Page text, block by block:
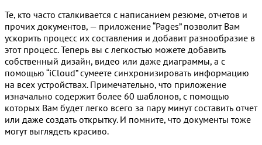
Те, кто часто сталкивается с написанием резюме, отчетов и
прочих документов, — приложение “Pages” позволит Вам
ускорить процесс их составления и добавит разнообразие в
этот процесс. Теперь вы с легкостью можете добавить
собственный дизайн, видео или даже диаграммы, а с
помощью “iCloud” сумеете синхронизировать информацию
на всех устройствах. Примечательно, что приложение
изначально содержит более 60 шаблонов, с помощью
которых Вам будет легко всего за пару минут составить отчет
или даже создать открытку. И помните, что документы тоже
могут выглядеть красиво.